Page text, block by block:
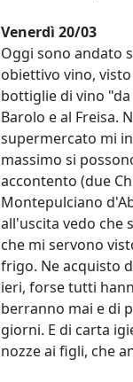
Venerdì 20/03
Oggi sono andato
obiettivo vino,
bottiglie di vino
Barolo e al Freisa.
supermercato mi
massimo si
accontento (due
Montepulciano
all'uscita vedo che
che mi servono
frigo. Ne acquisto
ieri, forse tutti
berranno mai e di
giorni. E di carta
nozze ai figli, che